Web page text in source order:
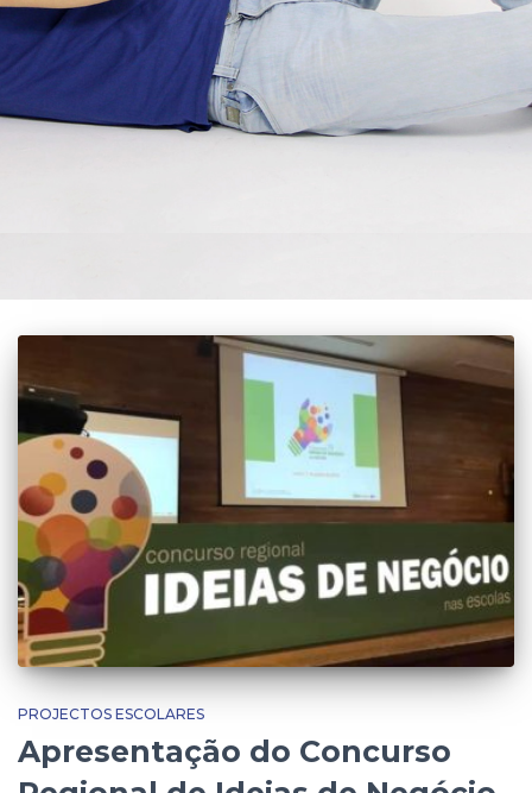
PROJECTOS ESCOLARES
Apresentação do Concurso